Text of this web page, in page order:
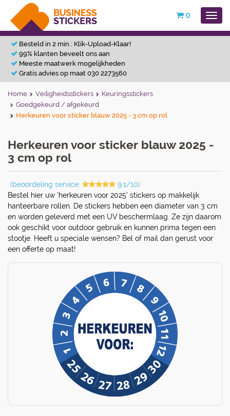
0
Besteld in 2 min.: Klik-Upload-Klaar!
99% klanten beveelt ons aan
Meeste maatwerk mogelijkheden
Gratis advies op maat 030 2273560
Home Veiligheidsstickers
Keuringsstickers
Goedgekeurd / afgekeurd
Herkeuren voor sticker blauw 2025 - 3 cm op rol
Herkeuren voor sticker blauw 2025 -
3 cm op rol
(beoordeling service:
9.1/10)
Bestel hier uw ‘herkeuren voor 2025’ stickers op makkelijk
hanteerbare rollen. De stickers hebben een diameter van 3 cm
en worden geleverd met een UV beschermlaag. Ze zijn daarom
ook geschikt voor outdoor gebruik en kunnen prima tegen een
stootje. Heeft u speciale wensen? Bel of mail dan gerust voor
een offerte op maat!